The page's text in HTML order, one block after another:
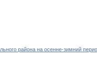
района на осенне-зимний